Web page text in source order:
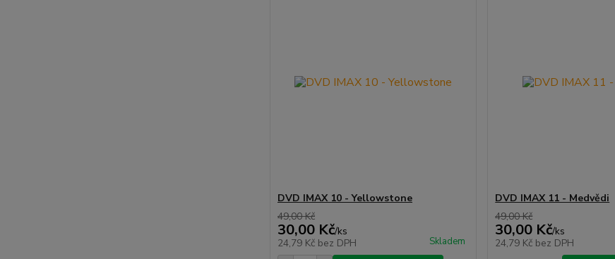
DVD IMAX 10 - Yellowstone
49,00 Kč
30,00 Kč/ks
24,79 Kč bez DPH Skladem
DVD IMAX 11 - Medvědi
49,00 Kč
30,00 Kč/ks
24,79 Kč bez DPH